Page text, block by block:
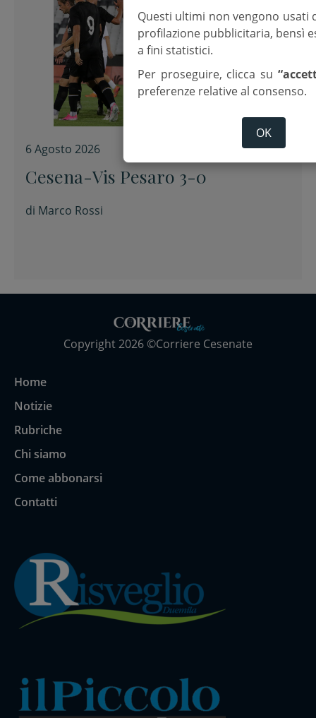
6 Agosto 2026
Cesena-Vis Pesaro 3-0
di Marco Rossi
Copyright 2026 ©Corriere Cesenate
Home
Notizie
Rubriche
Chi siamo
Come abbonarsi
Contatti
Questi ultimi non vengono usati
profilazione pubblicitaria, bensì
a fini statistici.
Per proseguire, clicca su
preferenze relative al consenso.
OK